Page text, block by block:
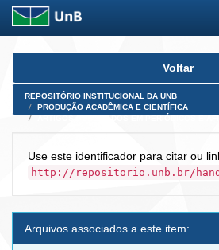
Skip
Voltar
REPOSITÓRIO INSTITUCIONAL DA UNB
PRODUÇÃO ACADÊMICA E CIENTÍFICA
Use este identificador para citar ou
http://repositorio.unb.br/
Arquivos associados a este item: